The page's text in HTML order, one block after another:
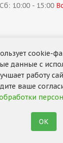
Сб: 10:00 - 15:00
© «За
Запуск сайта —
cookie-
данные с
работу
ваше
ОК